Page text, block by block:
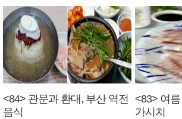
<84> 관문과 환대, 부산 역전
음식
<83> 여
가시치